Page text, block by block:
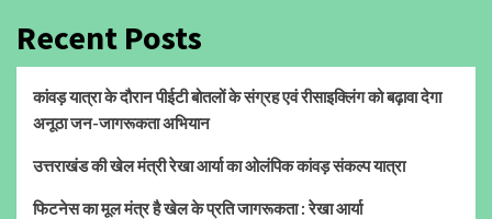
Recent Posts
कांवड़ यात्रा के दौरान पीईटी बोतलों के संग्रह एवं रीसाइक्लिंग को बढ़ावा देगा
अनूठा जन-जागरूकता अभियान
उत्तराखंड की खेल मंत्री रेखा आर्या का ओलंपिक कांवड़ संकल्प यात्रा
फिटनेस का मूल मंत्र है खेल के प्रति जागरूकता : रेखा आर्या